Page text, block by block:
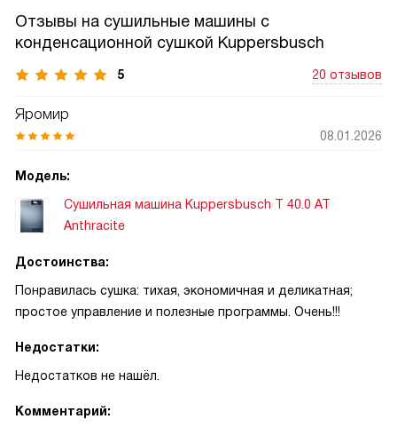
Отзывы на сушильные машины с
конденсационной сушкой Kuppersbusch
5 20 отзывов
Яромир
08.01.2026
Модель:
Сушильная машина Kuppersbusch T 40.0 AT
Anthracite
Достоинства:
Понравилась сушка: тихая, экономичная и деликатная;
простое управление и полезные программы. Очень!!!
Недостатки:
Недостатков не нашёл.
Комментарий: